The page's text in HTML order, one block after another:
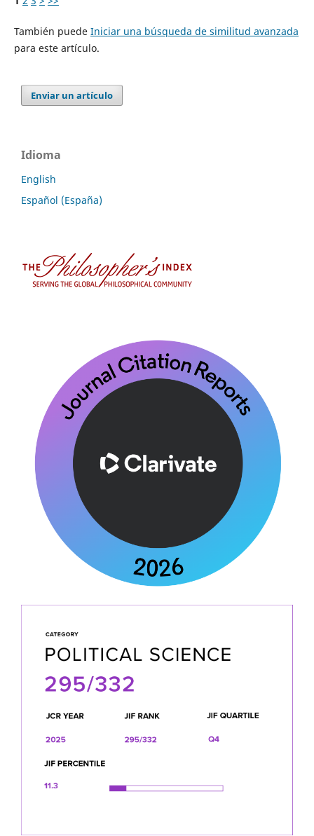
También puede Iniciar una búsqueda de similitud avanzada
para este artículo.
Enviar un artículo
Idioma
English
Español (España)